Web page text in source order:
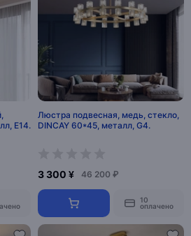
E14.
Люстра подвесная, медь, стекло,
DINCAY 60*45, металл, G4.
3 300 ¥ 46 200 ₽
10
оплачено